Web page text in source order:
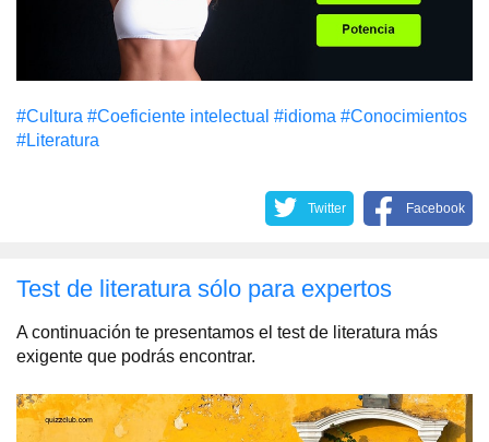
#Cultura #Coeficiente intelectual #idioma #Conocimientos
#Literatura
Twitter Facebook
Test de literatura sólo para expertos
A continuación te presentamos el test de literatura más
exigente que podrás encontrar.